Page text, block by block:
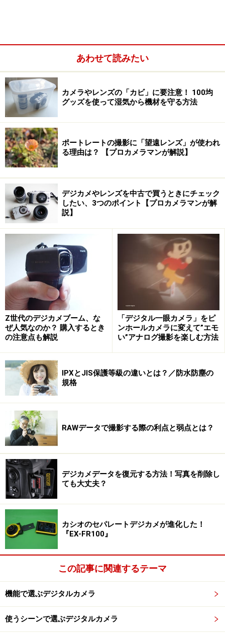
NOMAD MuVo2のパッケージ。
ちなみに1.5GB版に入っているハードディスクはマイクロドライブで
次ページでは実際に分解し、4GBのマイクロドライブを取り出してみ
よう。
・4GBのマイクロドライブは高すぎる……
・分解は男の浪漫！
※記事内容は執筆時点のものです。最新の内容をご確認くださ
次のページへ
あわせて読みたい
カメラやレンズの「カビ」に要注意！ 100均
グッズを使って湿気から機材を守る方法
ポートレートの撮影に「望遠レンズ」が使われ
る理由は？ 【プロカメラマンが解説】
デジカメやレンズを中古で買うときにチェック
したい、3つのポイント【プロカメラマンが解
説】
Z世代のデジカメブーム、な
ぜ人気なのか？ 購入するとき
の注意点も解説
「デジタル一眼カメラ」をピ
ンホールカメラに変えて”エモ
い”アナログ撮影を楽しむ方法
IPXとJIS保護等級の違いとは？／防水防塵の
規格
RAWデータで撮影する際の利点と弱点とは？
デジカメデータを復元する方法！写真を削除し
ても大丈夫？
カシオのセパレートデジカメが進化した！
『EX-FR100』
この記事に関連するテーマ
機能で選ぶデジタルカメラ
使うシーンで選ぶデジタルカメラ